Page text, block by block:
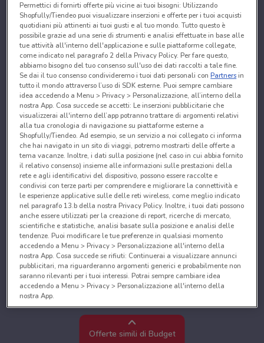
Offerte simili di Budget
Permettici di fornirti offerte più vicine ai tuoi bisogni: Utilizzando
Shopfully/Tiendeo puoi visualizzare inserzioni e offerte per i tuoi acquisti
quotidiani più attinenti ai tuoi gusti e al tuo mondo. Tutto questo è
possibile grazie ad una serie di strumenti e analisi effettuate in base alle
tue attività all'interno dell'applicazione e sulle piattaforme collegate,
come indicato nel paragrafo 2 della Privacy Policy. Per fare questo,
abbiamo bisogno del tuo consenso sull'uso dei dati raccolti a tale fine.
Se dai il tuo consenso condivideremo i tuoi dati personali conPartnersin
tutto il mondo attraverso l’uso di SDK esterne. Puoi sempre cambiare
idea accedendo a Menu > Privacy > Personalizzazione, all’interno della
nostra App. Cosa succede se accetti: Le inserzioni pubblicitarie che
visualizzerai all'interno dell’app potranno trattare di argomenti relativi
alla tua cronologia di navigazione su piattaforme esterne a
Shopfully/Tiendeo. Ad esempio, se un servizio a noi collegato ci informa
che hai navigato in un sito di viaggi, potremo mostrarti delle offerte a
tema vacanze. Inoltre, i dati sulla posizione (nel caso in cui abbia fornito
il relativo consenso) insieme alle informazioni sulle prestazioni della
rete e agli identificativi del dispositivo, possono essere raccolte e
condivisi con terze parti per comprendere e migliorare la connettività e
le esperienze applicative sulle delle reti wireless, come meglio indicato
nel paragrafo 13.b della nostra Privacy Policy. Inoltre, i tuoi dati possono
anche essere utilizzati per la creazione di report, ricerche di mercato,
scientifiche e statistiche, analisi basate sulla posizione e analisi delle
tendenze. Puoi modificare le tue preferenze in qualsiasi momento
accedendo a Menu > Privacy > Personalizzazione all'interno della
nostra App. Cosa succede se rifiuti: Continuerai a visualizzare annunci
pubblicitari, ma riguarderanno argomenti generici e probabilmente non
saranno rilevanti per i tuoi interessi. Potrai sempre cambiare idea
accedendo a Menu > Privacy > Personalizzazione all'interno della
nostra App.
Noi e i nostri partner trattiamo i dati per fornire:
Utilizzare dati di geolocalizzazione precisi. Scansione attiva delle
caratteristiche del dispositivo ai fini dell’identificazione. Archiviare